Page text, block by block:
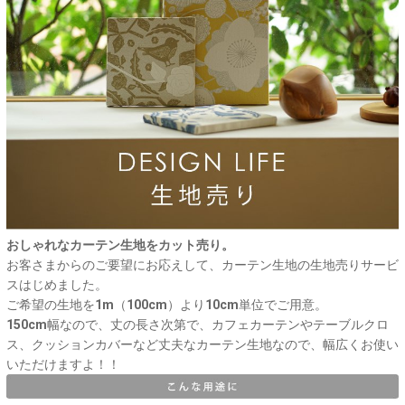
おしゃれなカーテン生地をカット売り。
お客さまからのご要望にお応えして、カーテン生地の生地売りサービ
スはじめました。
ご希望の生地を1m（100cm）より10cm単位でご用意。
150cm幅なので、丈の長さ次第で、カフェカーテンやテーブルクロ
ス、クッションカバーなど丈夫なカーテン生地なので、幅広くお使い
いただけますよ！！